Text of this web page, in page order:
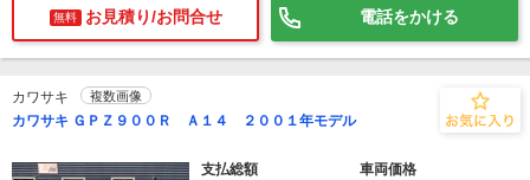
無料 お見積り/お問合せ 電話をかける
カワサキ 複数画像
カワサキ ＧＰＺ９００Ｒ Ａ１４ ２００１年モデル
支払総額 車両価格